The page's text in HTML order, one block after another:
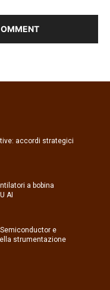
accordi strategici
a bobina
AI
e
strumentazione